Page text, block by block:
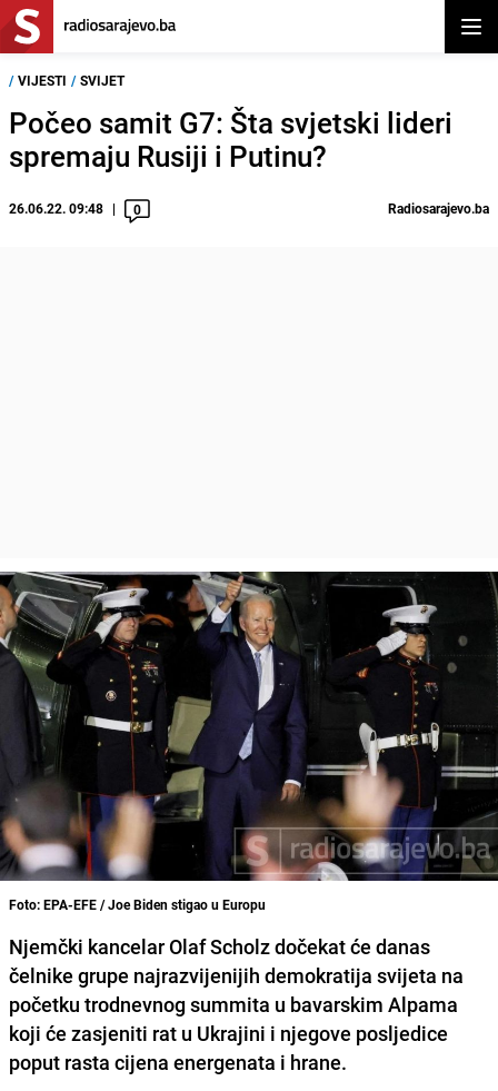
/ VIJESTI / SVIJET
Počeo samit G7: Šta svjetski lideri
spremaju Rusiji i Putinu?
26.06.22. 09:48 0 Radiosarajevo.ba
Foto: EPA-EFE / Joe Biden stigao u Europu
Njemčki kancelar Olaf Scholz dočekat će danas
čelnike grupe najrazvijenijih demokratija svijeta na
početku trodnevnog summita u bavarskim Alpama
koji će zasjeniti rat u Ukrajini i njegove posljedice
poput rasta cijena energenata i hrane.